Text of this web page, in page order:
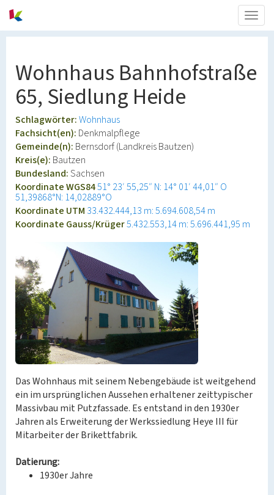
Wohnhaus Bahnhofstraße
65, Siedlung Heide
Schlagwörter:Wohnhaus
Fachsicht(en): Denkmalpflege
Gemeinde(n): Bernsdorf (Landkreis Bautzen)
Kreis(e): Bautzen
Bundesland:Sachsen
Koordinate WGS8451° 23′ 55,25″ N: 14° 01′ 44,01″ O
51,39868°N: 14,02889°O
Koordinate UTM 33.432.444,13 m: 5.694.608,54 m
Koordinate Gauss/Krüger5.432.553,14 m: 5.696.441,95 m
Das Wohnhaus mit seinem Nebengebäude ist weitgehend
ein im ursprünglichen Aussehen erhaltener zeittypischer
Massivbau mit Putzfassade. Es entstand in den 1930er
Jahren als Erweiterung der Werkssiedlung Heye III für
Mitarbeiter der Brikettfabrik.
Datierung:
1930er Jahre